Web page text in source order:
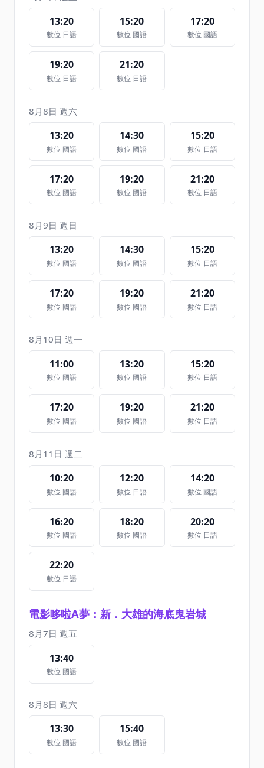
13:20
數位 日語
15:20
數位 國語
17:20
數位 國語
19:20
數位 日語
21:20
數位 日語
8月8日 週六
13:20
數位 國語
14:30
數位 國語
15:20
數位 日語
17:20
數位 國語
19:20
數位 國語
21:20
數位 日語
8月9日 週日
13:20
數位 國語
14:30
數位 國語
15:20
數位 日語
17:20
數位 國語
19:20
數位 國語
21:20
數位 日語
8月10日 週一
11:00
數位 國語
13:20
數位 國語
15:20
數位 日語
17:20
數位 國語
19:20
數位 國語
21:20
數位 日語
8月11日 週二
10:20
數位 國語
12:20
數位 日語
14:20
數位 國語
16:20
數位 國語
18:20
數位 國語
20:20
數位 日語
22:20
數位 日語
電影哆啦A夢：新．大雄的海底鬼岩城
8月7日 週五
13:40
數位 國語
8月8日 週六
13:30
數位 國語
15:40
數位 國語